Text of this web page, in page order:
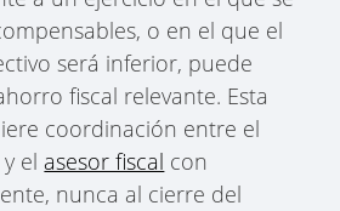
o en el que el
será inferior, puede
fiscal relevante. Esta
coordinación entre el
el asesor fiscal con
nunca al cierre del